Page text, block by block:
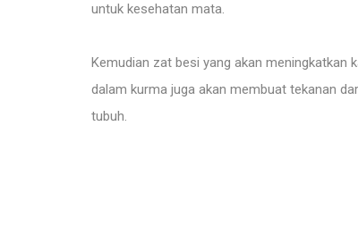
untuk kesehatan mata.
Kemudian zat besi yang akan meningkatkan
dalam kurma juga akan membuat tekanan
tubuh.